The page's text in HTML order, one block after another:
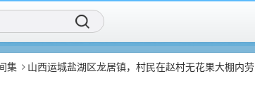
集
山西运城盐湖区龙居镇，村民在赵村无花果大棚内劳